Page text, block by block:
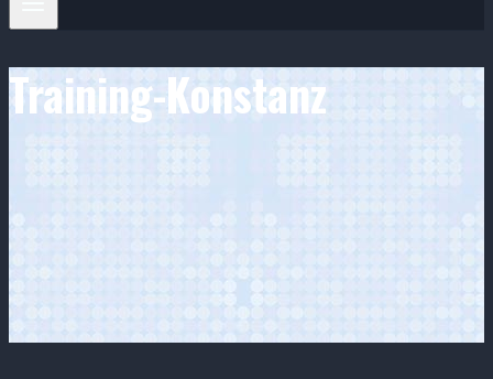
Training-Konstanz